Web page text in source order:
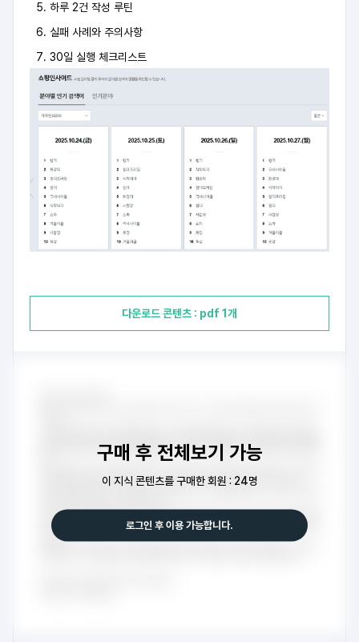
하루 2건 작성 루틴
실패 사례와 주의사항
30일 실행 체크리스트
다운로드 콘텐츠 : pdf 1개
구매 후 전체보기 가능
이 지식 콘텐츠를 구매한 회원 : 24명
로그인 후 이용 가능합니다.